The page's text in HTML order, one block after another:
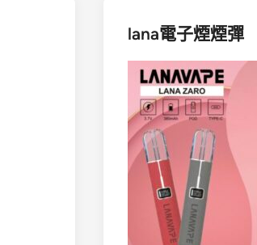
lana電子煙煙彈